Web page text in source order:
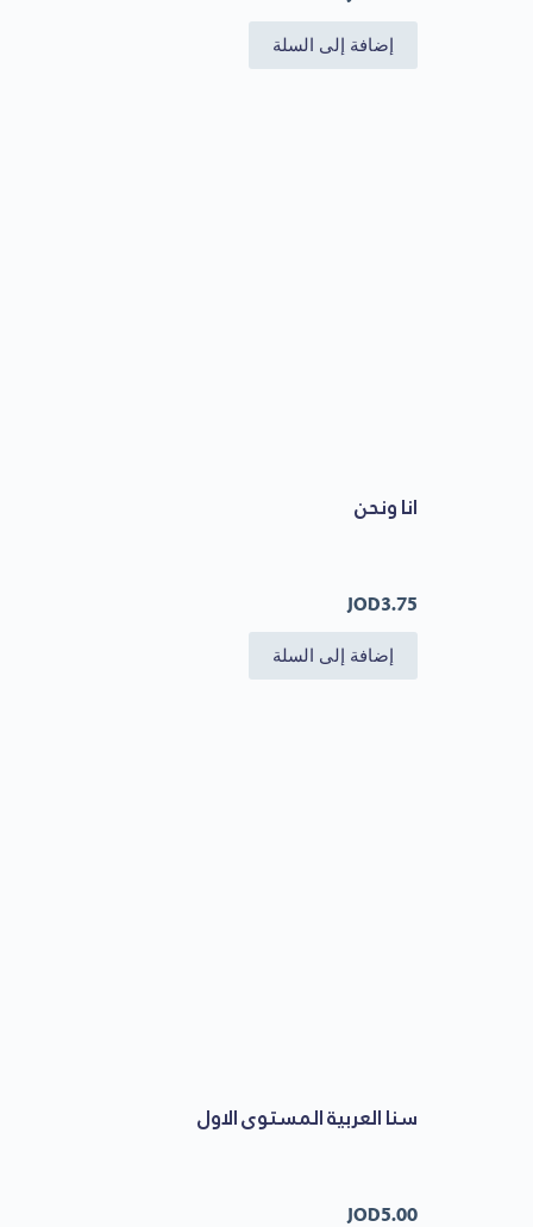
إضافة إلى السلة
انا ونحن
JOD3.75
إضافة إلى السلة
سنا العربية المستوى الاول
JOD5.00